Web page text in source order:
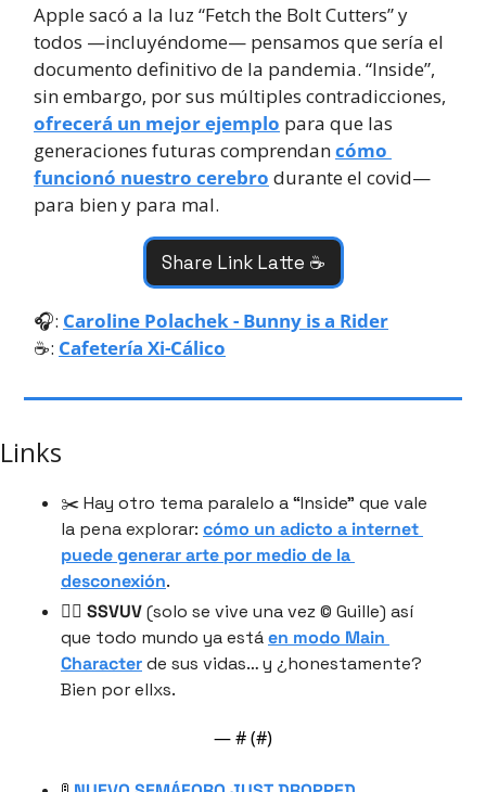
Apple sacó a la luz “Fetch the Bolt Cutters” y
todos —incluyéndome— pensamos que sería el
documento definitivo de la pandemia. “Inside”,
ofrecerá un mejor ejemplo para que las
generaciones futuras comprendan cómo
funcionó nuestro cerebro durante el covid—
para bien y para mal.
Share Link Latte ☕️
🎧: Caroline Polachek - Bunny is a Rider
☕️: Cafetería Xi-Cálico
Links
✂️ Hay otro tema paralelo a “Inside” que vale
la pena explorar: cómo un adicto a internet
puede generar arte por medio de la
desconexión.
✌🏽 SSVUV (solo se vive una vez © Guille) así
que todo mundo ya está en modo Main
Character de sus vidas… y ¿honestamente?
Bien por ellxs.
— # (#)